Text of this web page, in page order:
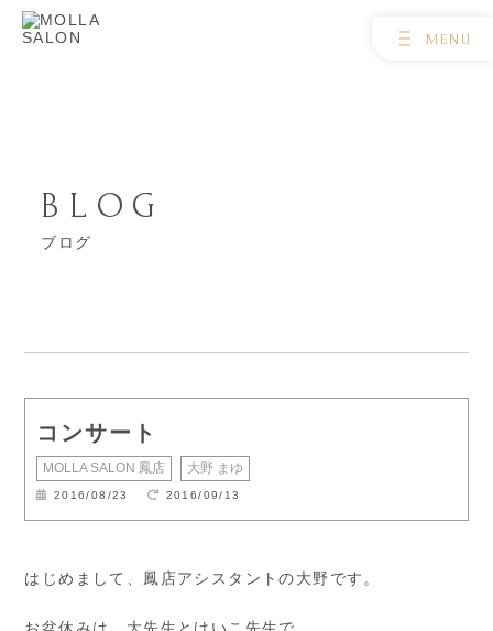
BLOG
ブログ
コンサート
MOLLA SALON 鳳店 大野 まゆ
2016/08/23 2016/09/13
はじめまして、鳳店アシスタントの大野です。